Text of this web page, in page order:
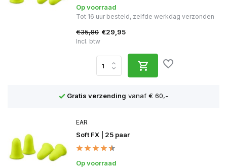
Op voorraad
Tot 16 uur besteld, zelfde werkdag verzonden
€35,80 €29,95
Incl. btw
Gratis verzending vanaf € 60,-
EAR
Soft FX | 25 paar
Op voorraad